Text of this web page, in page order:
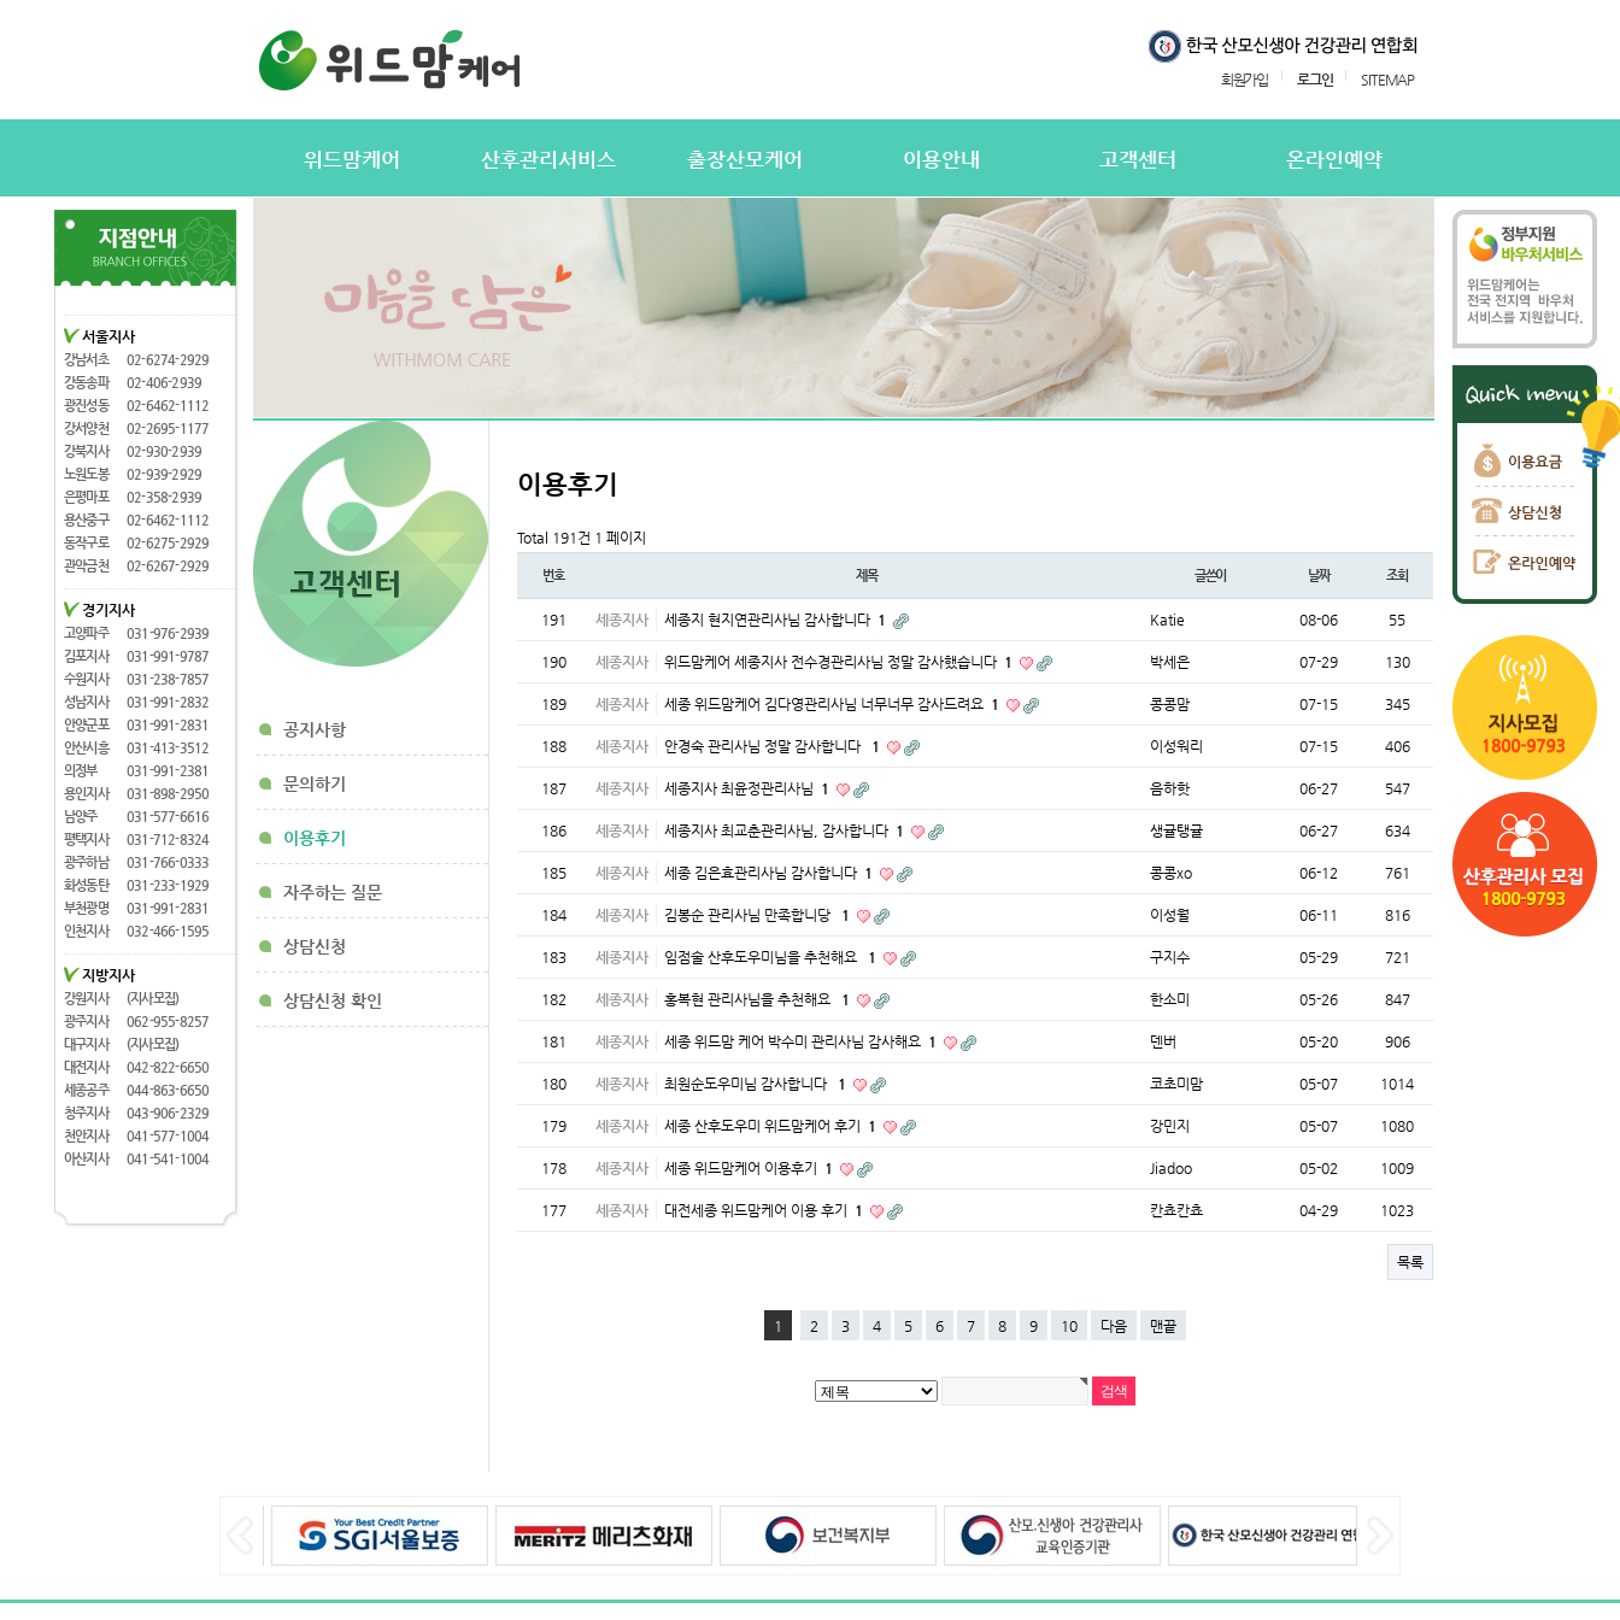
회원가입 로그인 SITEMAP
위드맘케어 산후관리서비스
정부지원(바우처) 서비스
산후관리사 업무
산후관리사 자격요건
출장산모케어
산전바디케어
산후바디케어
유의사항
이용안내
대여용품
이용약관
고객센터
공지사항
문의하기
이용후기
자주하는질문
상담신청
상담신청 확인
온라인예약
온라인 예약확인
공지사항
문의하기
이용후기
자주하는 질문
상담신청
상담신청 확인
서울지사
강남서초
02-6274-2929
강동송파
02-406-2939
광진성동
02-6462-1112
강서양천
02-2695-1177
강북지사
02-930-2939
노원도봉
02-939-2929
은평마포
02-358-2939
용산중구
02-6462-1112
동작구로
02-6275-2929
관악금천
02-6267-2929
경기지사
고양파주
031-976-2939
김포지사
031-991-9787
수원지사
031-238-7857
성남지사
031-991-2832
안양군포
031-991-2831
안산시흥
031-413-3512
의정부
031-991-2381
용인지사
031-898-2950
남양주
031-577-6616
평택지사
031-712-8324
광주하남
031-766-0333
화성동탄
031-233-1929
부천광명
031-991-2831
인천지사
032-466-1595
지방지사
강원지사
(지사모집)
광주지사
062-955-8257
대구지사
(지사모집)
대전지사
042-822-6650
세종공주
044-863-6650
청주지사
043-906-2329
천안지사
041-577-1004
아산지사
041-541-1004
이용후기
Total 191건 1 페이지
번호 제목 글쓴이 날짜 조회
191 세종지사 세종지 현지연관리사님 감사합니다 1 Katie 08-06 55
190 세종지사 위드맘케어 세종지사 전수경관리사님 정말 감사했습니다 1 박세은 07-29 130
189 세종지사 세종 위드맘케어 김다영관리사님 너무너무 감사드려요 1 콩콩맘 07-15 345
188 세종지사 안경숙 관리사님 정말 감사합니다 1 이성워리 07-15 406
187 세종지사 세종지사 최윤정관리사님 1 음하핫 06-27 547
186 세종지사 세종지사 최교춘관리사님, 감사합니다 1 생귤탱귤 06-27 634
185 세종지사 세종 김은효관리사님 감사합니다 1 콩콩xo 06-12 761
184 세종지사 김봉순 관리사님 만족합니당 1 이성월 06-11 816
183 세종지사 임점술 산후도우미님을 추천해요 1 구지수 05-29 721
182 세종지사 홍복현 관리사님을 추천해요 1 한소미 05-26 847
181 세종지사 세종 위드맘 케어 박수미 관리사님 감사해요 1 덴버 05-20 906
180 세종지사 최원순도우미님 감사합니다 1 코초미맘 05-07 1014
179 세종지사 세종 산후도우미 위드맘케어 후기 1 강민지 05-07 1080
178 세종지사 세종 위드맘케어 이용후기 1 Jiadoo 05-02 1009
177 세종지사 대전세종 위드맘케어 이용 후기 1 칸쵸칸쵸 04-29 1023
목록
1 2 3 4 5 6 7 8 9 10 다음 맨끝